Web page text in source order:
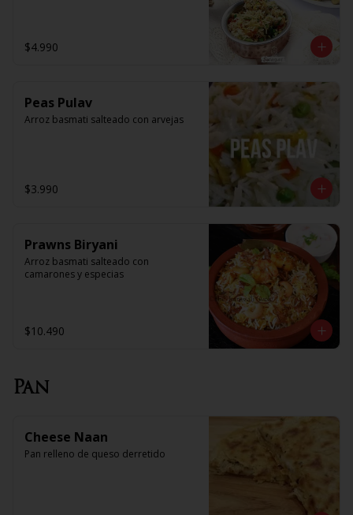
$4.990
Peas Pulav
Arroz basmati salteado con arvejas
$3.990
Prawns Biryani
Arroz basmati salteado con
camarones y especias
$10.490
Pan
Cheese Naan
Pan relleno de queso derretido